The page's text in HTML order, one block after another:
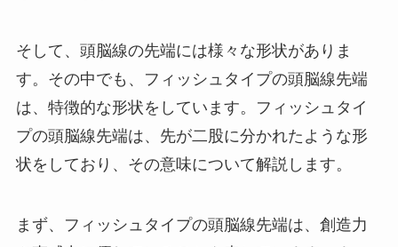
そして、頭脳線の先端には様々な形状がありま
す。その中でも、フィッシュタイプの頭脳線先端
は、特徴的な形状をしています。フィッシュタイ
プの頭脳線先端は、先が二股に分かれたような形
状をしており、その意味について解説します。
まず、フィッシュタイプの頭脳線先端は、創造力